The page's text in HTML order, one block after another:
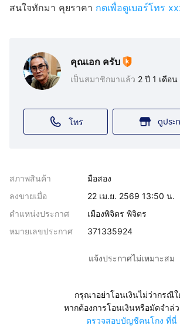
สนใจทักมา คุยราคา กดเพื่อดูเบอร์โทร
คุณเอก ครับ
เป็นสมาชิกมาแล้ว 2 ปี 1 เดือ
โทร ดูประ
สภาพสินค้า
มือสอง
ลงขายเมื่อ
22 เม.ย. 2569 13:50 น.
ตำแหน่งประกาศ
เมืองพิจิตร พิจิตร
หมายเลขประกาศ
371335924
แจ้งประกาศไม่เหมาะสม
กรุณาอย่าโอนเงินไม่ว่ากรณีใ
หากต้องการโอนเงินหรือมัดจำล่
ตรวจสอบบัญชีคนโกง ที่นี่